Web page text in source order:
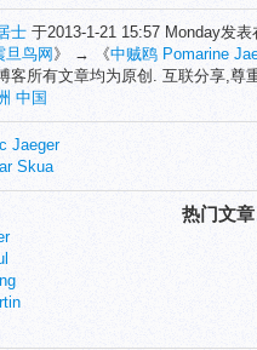
士 于2013-1-21 15:57 Monday发
旦鸟网 》 → 《中贼鸥 Pomarine
客所有文章均为原创. 互联分享,尊
中国
Jaeger
Skua
热门文章